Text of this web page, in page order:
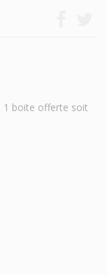
1 boite offerte soit